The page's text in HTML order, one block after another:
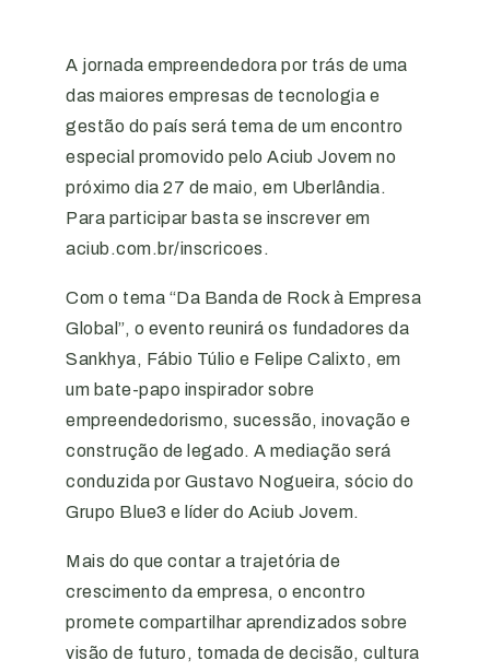
A jornada empreendedora por trás de uma
das maiores empresas de tecnologia e
gestão do país será tema de um encontro
especial promovido pelo Aciub Jovem no
próximo dia 27 de maio, em Uberlândia.
Para participar basta se inscrever em
aciub.com.br/inscricoes.
Com o tema “Da Banda de Rock à Empresa
Global”, o evento reunirá os fundadores da
Sankhya, Fábio Túlio e Felipe Calixto, em
um bate-papo inspirador sobre
empreendedorismo, sucessão, inovação e
construção de legado. A mediação será
conduzida por Gustavo Nogueira, sócio do
Grupo Blue3 e líder do Aciub Jovem.
Mais do que contar a trajetória de
crescimento da empresa, o encontro
promete compartilhar aprendizados sobre
visão de futuro, tomada de decisão, cultura